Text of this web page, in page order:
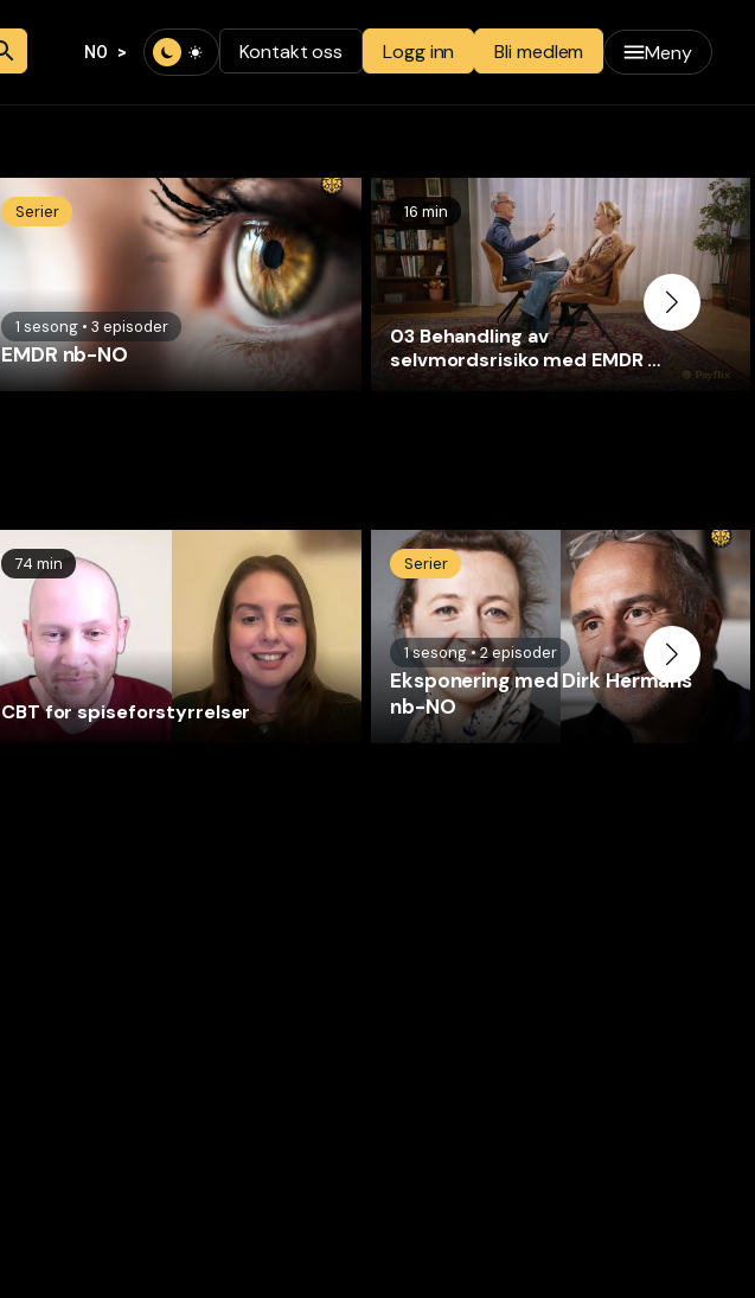
NO Kontakt oss Logg inn Bli medlem Meny
Serier
1 sesong• 3 episoder
EMDR nb-NO
16 min
03 Behandling av
selvmordsrisiko med EMDR -
økt 2
74 min
CBT for spiseforstyrrelser
Serier
1sesong•2episoder
Eksponering med Dirk Hermans
nb-NO